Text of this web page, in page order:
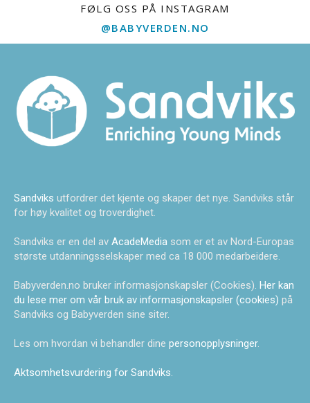
FØLG OSS PÅ INSTAGRAM
@BABYVERDEN.NO
Sandviks utfordrer det kjente og skaper det nye. Sandviks står
for høy kvalitet og troverdighet.
Sandviks er en del av AcadeMedia som er et av Nord-Europas
største utdanningsselskaper med ca 18 000 medarbeidere.
Babyverden.no bruker informasjonskapsler (Cookies). Her kan
du lese mer om vår bruk av informasjonskapsler (cookies) på
Sandviks og Babyverden sine siter.
Les om hvordan vi behandler dine personopplysninger.
Aktsomhetsvurdering for Sandviks.